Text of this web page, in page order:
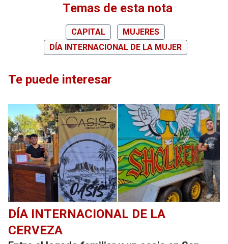
Temas de esta nota
CAPITAL
MUJERES
DÍA INTERNACIONAL DE LA MUJER
Te puede interesar
DÍA INTERNACIONAL DE LA
CERVEZA